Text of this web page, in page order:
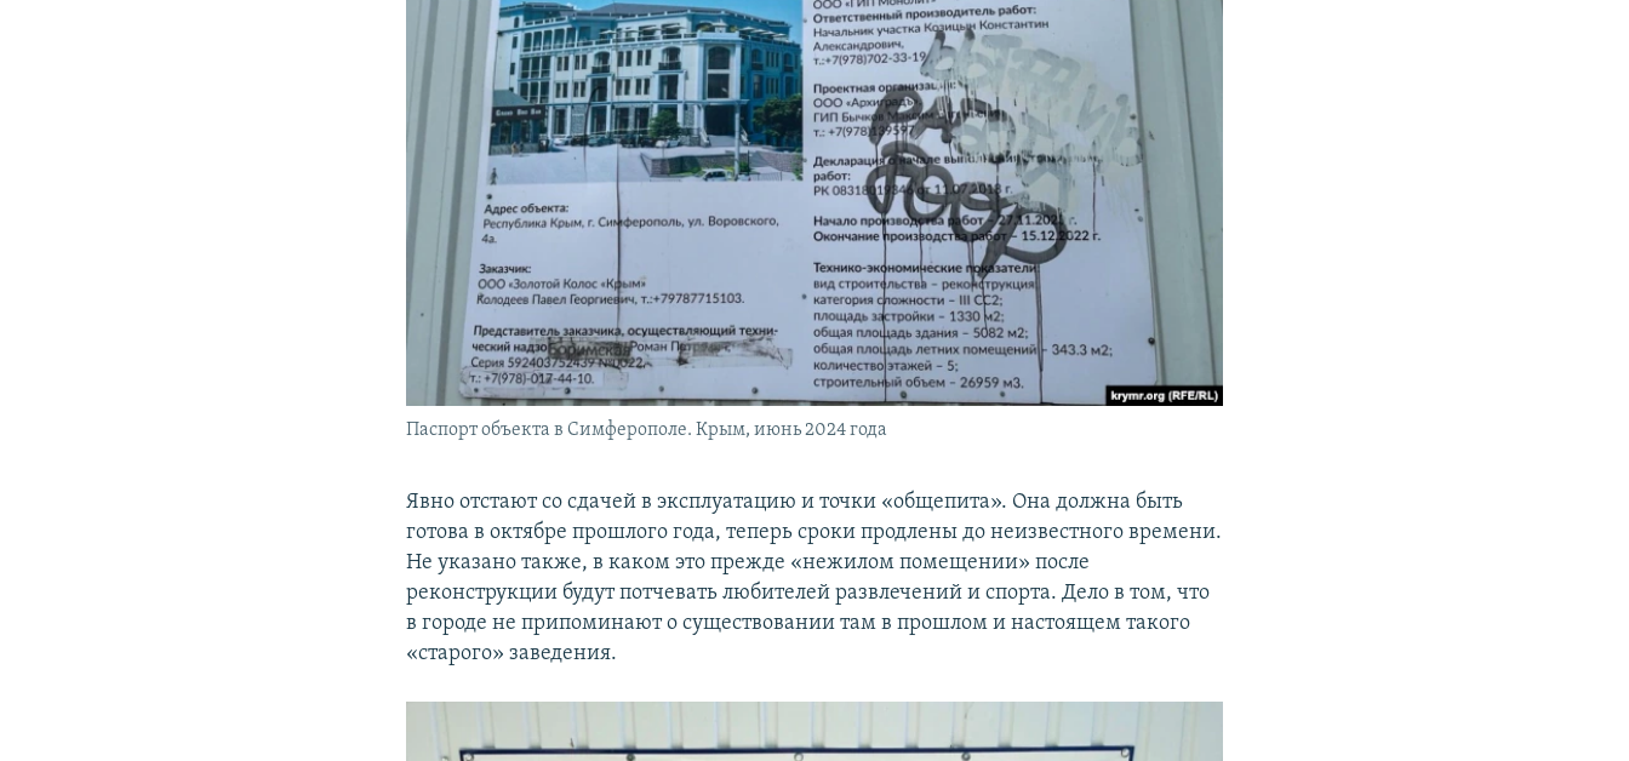
Паспорт объекта в Симферополе. Крым, июнь 2024 года
Явно отстают со сдачей в эксплуатацию и точки «общепита». Она должна быть
готова в октябре прошлого года, теперь сроки продлены до неизвестного времени.
Не указано также, в каком это прежде «нежилом помещении» после
реконструкции будут потчевать любителей развлечений и спорта. Дело в том, что
в городе не припоминают о существовании там в прошлом и настоящем такого
«старого» заведения.